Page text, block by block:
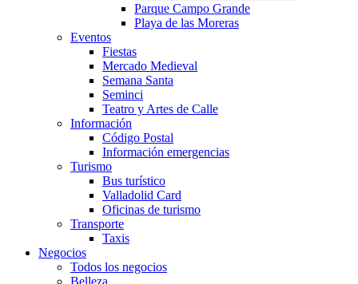
Parque Campo Grande
Playa de las Moreras
Eventos
Fiestas
Mercado Medieval
Semana Santa
Seminci
Teatro y Artes de Calle
Información
Código Postal
Información emergencias
Turismo
Bus turístico
Valladolid Card
Oficinas de turismo
Transporte
Taxis
Negocios
Todos los negocios
Belleza